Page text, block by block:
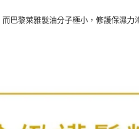
巴黎萊雅髮油分子極小，修護保濕